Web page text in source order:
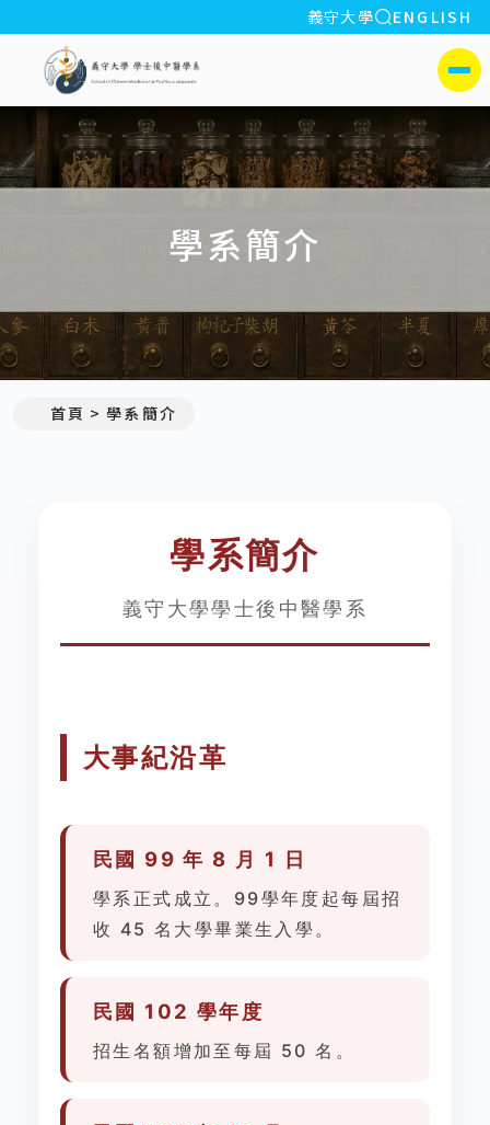
:::
義守大學 全站搜索
ENGLISH
義守大學學士後中醫學系(所)
側選單
學系簡介
首頁 學系簡介
學系簡介
義守大學學士後中醫學系
大事紀沿革
民國 99 年 8 月 1 日
學系正式成立。99學年度起每屆招
收 45 名大學畢業生入學。
民國 102 學年度
招生名額增加至每屆 50 名。